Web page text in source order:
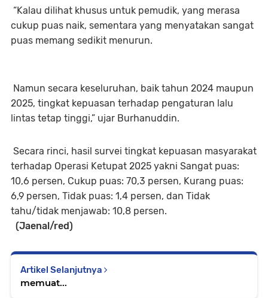
“Kalau dilihat khusus untuk pemudik, yang merasa
cukup puas naik, sementara yang menyatakan sangat
puas memang sedikit menurun.
Namun secara keseluruhan, baik tahun 2024 maupun
2025, tingkat kepuasan terhadap pengaturan lalu
lintas tetap tinggi,” ujar Burhanuddin.
Secara rinci, hasil survei tingkat kepuasan masyarakat
terhadap Operasi Ketupat 2025 yakni Sangat puas:
10,6 persen, Cukup puas: 70,3 persen, Kurang puas:
6,9 persen, Tidak puas: 1,4 persen, dan Tidak
tahu/tidak menjawab: 10,8 persen.
(Jaenal/red)
Artikel Selanjutnya
memuat...